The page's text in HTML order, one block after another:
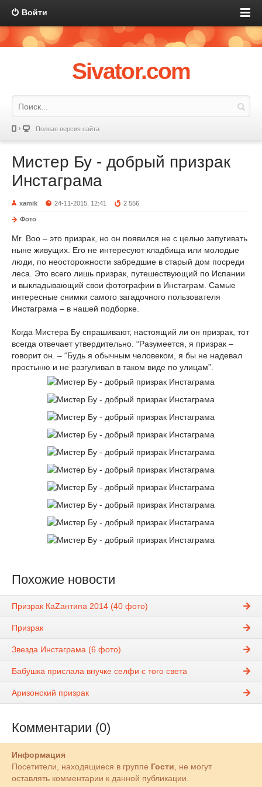
Войти
Sivator.com
Полная версия сайта
Мистер Бу - добрый призрак
Инстаграма
xamik 24-11-2015, 12:41 2 556
Фото
Mr. Boo – это призрак, но он появился не с целью запугивать
ныне живущих. Его не интересуют кладбища или молодые
люди, по неосторожности забредшие в старый дом посреди
леса. Это всего лишь призрак, путешествующий по Испании
и выкладывающий свои фотографии в Инстаграм. Самые
интересные снимки самого загадочного пользователя
Инстаграма – в нашей подборке.
Когда Мистера Бу спрашивают, настоящий ли он призрак, тот
всегда отвечает утвердительно. “Разумеется, я призрак –
говорит он. – “Будь я обычным человеком, я бы не надевал
простыню и не разгуливал в таком виде по улицам”.
Похожие новости
Призрак КаZантипа 2014 (40 фото)
Призрак
Звезда Инстаграма (6 фото)
Бабушка прислала внучке селфи с того света
Аризонский призрак
Комментарии (0)
Информация
Посетители, находящиеся в группе Гости, не могут
оставлять комментарии к данной публикации.